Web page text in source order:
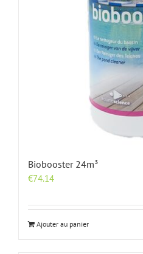
Biobooster 24m³
€74.14
Ajouter au panier